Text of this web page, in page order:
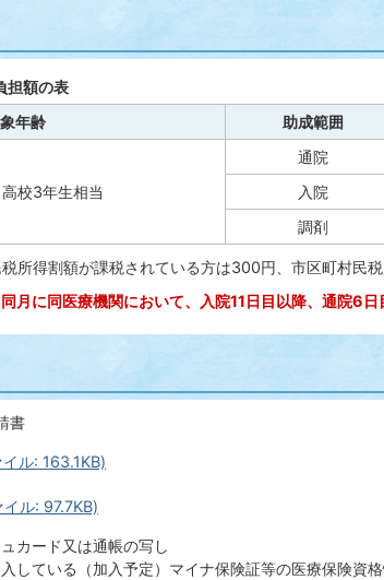
担額の表
年齢
助成範囲
校3年生相当
通院
入院
調剤
所得割額が課税されている方は300円、市区町村民
月に同医療機関において、入院11日目以降、通院6日
書
ル: 163.1KB)
ル: 97.7KB)
カード又は通帳の写し
している（加入予定）マイナ保険証等の医療保険資